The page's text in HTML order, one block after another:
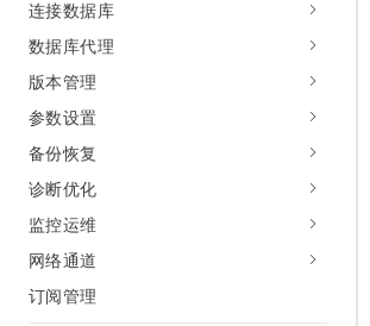
连接数据库
数据库代理
版本管理
参数设置
备份恢复
诊断优化
监控运维
网络通道
订阅管理
中间件
数据库
大数据计算
媒体服务
企业服务与云通信
域名与网站
终端用户计算
上云与迁云
企业出海
政企业务